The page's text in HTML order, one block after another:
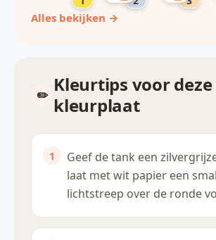
Alles bekijken →
Kleurtips voor deze
kleurplaat
Geef de tank een
laat met wit papier een
lichtstreep over de ronde